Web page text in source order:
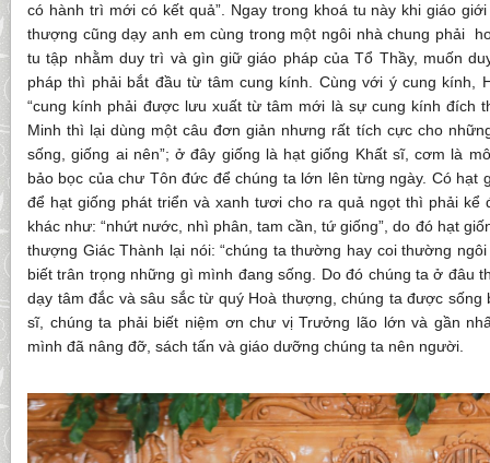
có hành trì mới có kết quả”. Ngay trong khoá tu này khi giáo
thượng cũng dạy anh em cùng trong một ngôi nhà chung phải
tu tập nhằm duy trì và gìn giữ giáo pháp của Tổ Thầy, muốn
pháp thì phải bắt đầu từ tâm cung kính. Cùng với ý cung kính,
“cung kính phải được lưu xuất từ tâm mới là sự cung kính đích
Minh thì lại dùng một câu đơn giản nhưng rất tích cực cho
sống, giống ai nên”; ở đây giống là hạt giống Khất sĩ, cơm là
bảo bọc của chư Tôn đức để chúng ta lớn lên từng ngày. Có hạt
để hạt giống phát triển và xanh tươi cho ra quả ngọt thì phải kể
khác như: “nhứt nước, nhì phân, tam cần, tứ giống”, do đó hạt
thượng Giác Thành lại nói: “chúng ta thường hay coi thường
biết trân trọng những gì mình đang sống. Do đó chúng ta ở đâu
dạy tâm đắc và sâu sắc từ quý Hoà thượng, chúng ta được sống
sĩ, chúng ta phải biết niệm ơn chư vị Trưởng lão lớn và gần
mình đã nâng đỡ, sách tấn và giáo dưỡng chúng ta nên người.